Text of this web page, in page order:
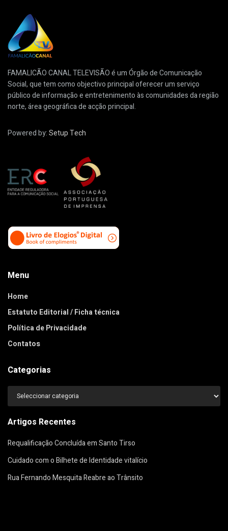
FAMALICÃO CANAL TELEVISÃO é um Órgão de Comunicação
Social, que tem como objectivo principal oferecer um serviço
público de informação e entretenimento às comunidades da região
norte, área geográfica de acção principal.
Powered by:Setup Tech
Menu
Home
Estatuto Editorial / Ficha técnica
Política de Privacidade
Contatos
Categorias
Categorias
Artigos Recentes
Requalificação Concluída em Santo Tirso
Cuidado com o Bilhete de Identidade vitalício
Rua Fernando Mesquita Reabre ao Trânsito